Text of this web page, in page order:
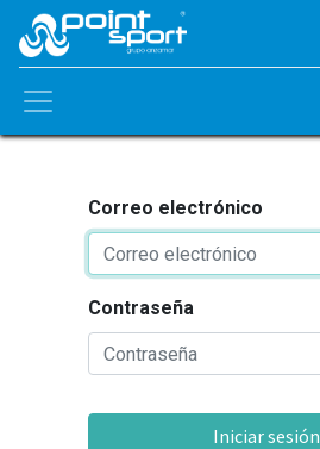
Correo electrónico
Contraseña
Iniciar sesión